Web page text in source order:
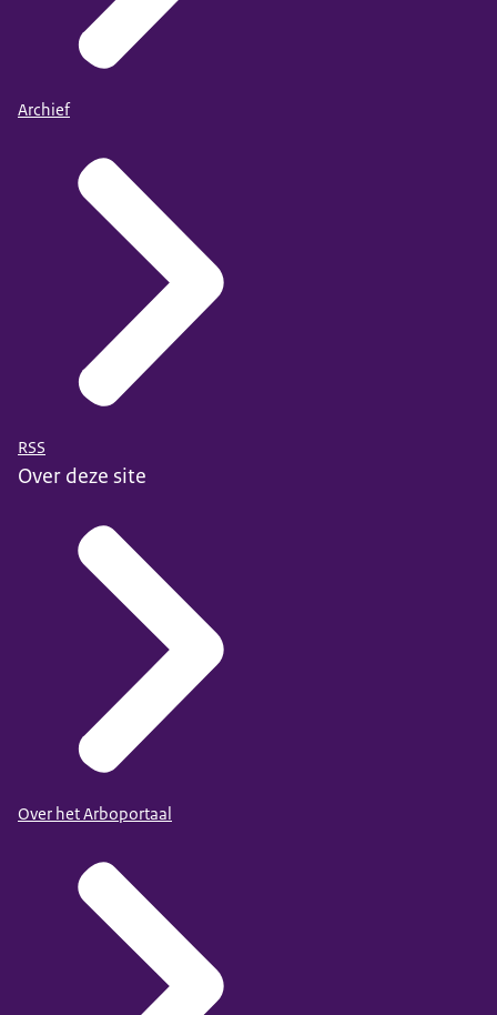
Archief
RSS
Over deze site
Over het Arboportaal